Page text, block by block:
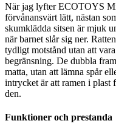
När jag lyfter ECOTOYS
förvånansvärt lätt, nästan
skumklädda sitsen är mjuk
när barnet slår sig ner.
tydligt motstånd utan att
begränsning. De dubbla
matta, utan att lämna spår
intrycket är att ramen i plast
den.
Funktioner och prestanda